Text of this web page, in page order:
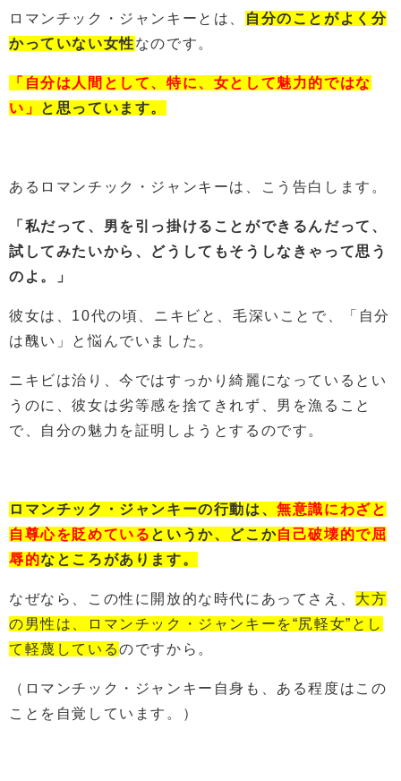
ロマンチック・ジャンキーとは、
自分のことがよく分
かっていない女性なのです。
「自分は人間として、特に、女として魅力的ではな
い」
と思っています。
あるロマンチック・ジャンキーは、こう告白します。
「私だって、男を引っ掛けることができるんだって、
試してみたいから、どうしてもそうしなきゃって思う
のよ。」
彼女は、10代の頃、ニキビと、毛深いことで、「自分
は醜い」と悩んでいました。
ニキビは治り、今ではすっかり綺麗になっているとい
うのに、彼女は劣等感を捨てきれず、男を漁ること
で、自分の魅力を証明しようとするのです。
ロマンチック・ジャンキーの行動は、無意識にわざと
自尊心を貶めている というか、どこか自己破壊的で屈
辱的なところがあります。
なぜなら、この性に開放的な時代にあってさえ、 大方
の男性は、ロマンチック・ジャンキーを“尻軽女”とし
て軽蔑しているのですから。
（ロマンチック・ジャンキー自身も、ある程度はこの
ことを自覚しています。）